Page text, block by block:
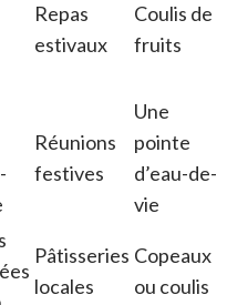
Repas
estivaux
Coulis de
fruits
Réunions
festives
Une
pointe
d’eau-de-
vie
Pâtisseries
locales
Copeaux
ou coulis